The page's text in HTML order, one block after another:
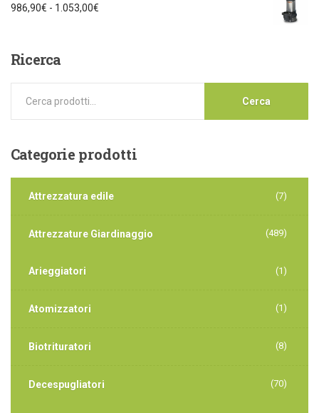
986,90€ - 1.053,00€
Ricerca
Cerca
Categorieprodotti
Attrezzatura edile (7)
Attrezzature Giardinaggio (489)
Arieggiatori (1)
Atomizzatori (1)
Biotrituratori (8)
Decespugliatori (70)